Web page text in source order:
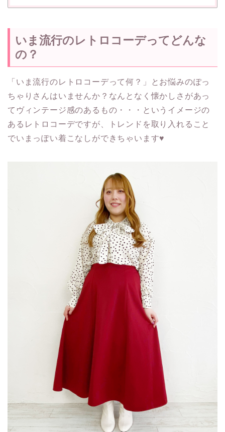
いま流行のレトロコーデってどんな
の？
「いま流行のレトロコーデって何？」とお悩みのぽっ
ちゃりさんはいませんか？なんとなく懐かしさがあっ
てヴィンテージ感のあるもの・・・というイメージの
あるレトロコーデですが、トレンドを取り入れること
でいまっぽい着こなしができちゃいます♥